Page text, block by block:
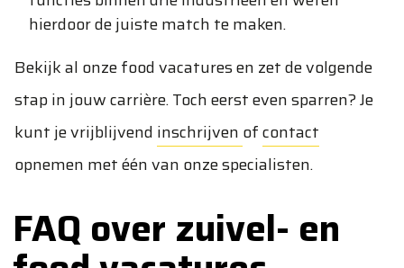
hierdoor de juiste match te maken.
Bekijk al onze food vacatures en zet de volgende
stap in jouw carrière. Toch eerst even sparren? Je
kunt je vrijblijvend inschrijven ofcontact
opnemen met één van onze specialisten.
FAQ over zuivel- en